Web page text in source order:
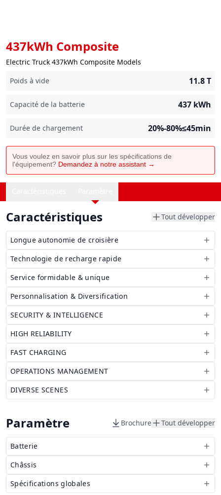
437kWh Composite
Electric Truck 437kWh Composite Models
Poids à vide
11.8T
Capacité de la batterie 437 kWh
Durée de chargement 20%-80%≤45min
Vous voulez en savoir plus sur les spécifications de
l'équipement? Demandez à notre assistant →
Caractéristiques Tout développer
Longue autonomie de croisière
Technologie de recharge rapide
Service formidable & unique
Personnalisation & Diversification
SECURITY & INTELLIGENCE
HIGH RELIABILITY
FAST CHARGING
OPERATIONS MANAGEMENT
DIVERSE SCENES
Paramètre Brochure Tout développer
Batterie
Châssis
Spécifications globales